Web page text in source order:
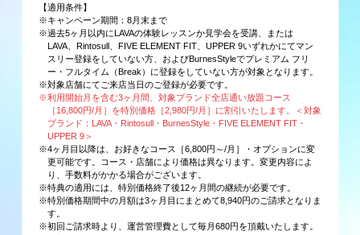
【適用条件】
※キャンペーン期間：8月末まで
※過去5ヶ月以内にLAVAの体験レッスンか見学会を受講、または
LAVA、Rintosull、FIVE ELEMENT FIT、UPPER 9いずれかにてマン
スリー登録をしていない方、およびBurnesStyleでプレミアム フリ
ー・フルタイム（Break）に登録をしていない方が対象となります。
※対象店舗にてご来店当日のご登録が必要です。
※利用開始月を含む3ヶ月間、対象ブランド全店通い放題コース
［16,800円/月］を特別価格［2,980円/月］に割引いたします。＜対象
ブランド：LAVA・Rintosull・BurnesStyle・FIVE ELEMENT FIT・
UPPER 9＞
※4ヶ月目以降は、お好きなコース［6,800円～/月］・オプションに変
更可能です。コース・店舗により価格は異なります。変更内容によ
り、手数料がかかる場合がございます。
※特典の適用には、特別価格終了後12ヶ月間の継続が必要です。
※特別価格期間中の月額は3ヶ月目にまとめて8,940円のご請求となりま
す。
※初回ご請求時より、運営管理費として毎月680円を頂戴いたします。